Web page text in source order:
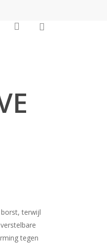
search account
terwijl
tegen